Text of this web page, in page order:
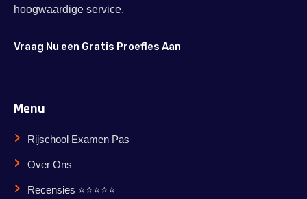
hoogwaardige service.
Vraag Nu een Gratis Proefles Aan
Menu
Rijschool Examen Pas
Over Ons
Recensies ⭐⭐⭐⭐⭐